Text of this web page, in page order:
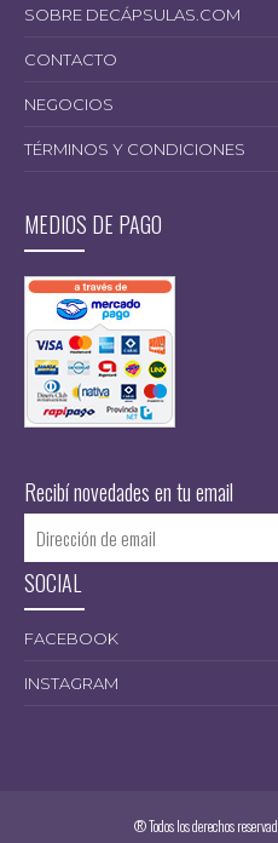
SOBRE DECÁPSULAS.COM
CONTACTO
NEGOCIOS
TÉRMINOS Y CONDICIONES
MEDIOS DE PAGO
Recibí novedades en tu email
SOCIAL
FACEBOOK
INSTAGRAM
® Todos los derechos